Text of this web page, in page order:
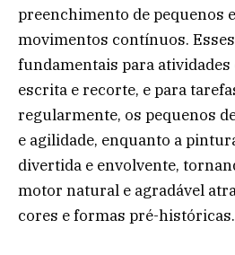
preenchimento de pequenos
movimentos contínuos.
fundamentais para atividades
escrita e recorte, e para
regularmente, os pequenos
e agilidade, enquanto a
divertida e envolvente,
motor natural e agradável
cores e formas pré-históricas.